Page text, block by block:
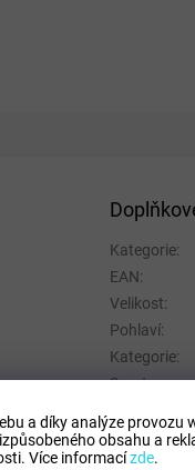
a díky analýze provozu
obsahu a
Více informacízde.
Kategorie:
EAN:
Velikost:
Pohlaví:
Kategorie:
Sport:
Barva